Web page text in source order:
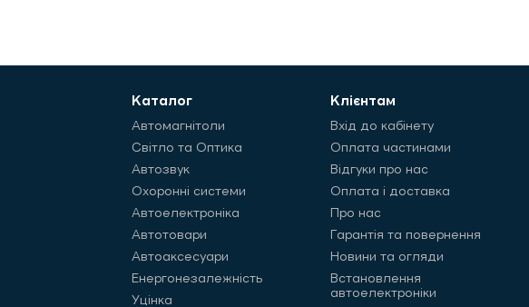
Каталог
Автомагнітоли
Світло та Оптика
Автозвук
Охоронні системи
Автоелектроніка
Автотовари
Автоаксесуари
Енергонезалежність
Уцінка
Клієнтам
Вхід до кабінету
Оплата частинами
Відгуки про нас
Оплата і доставка
Про нас
Гарантія та повернення
Новини та огляди
Встановлення
автоелектроніки